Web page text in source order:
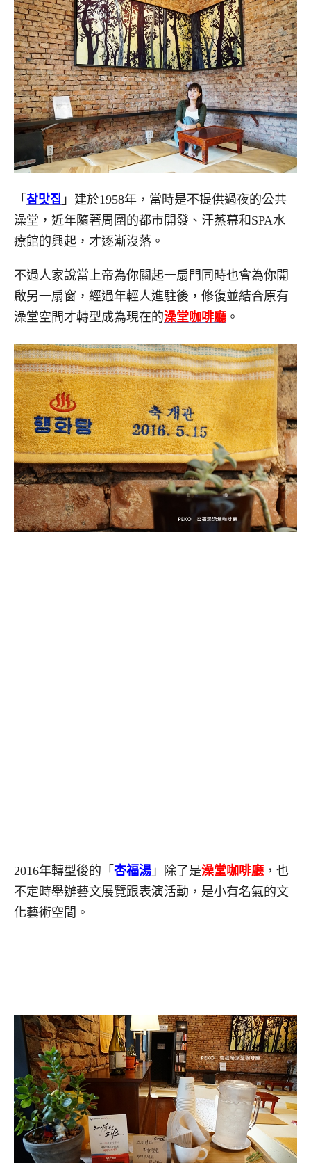
「 참맛집 」建於1958年，當時是不提供過夜的公共
澡堂，近年隨著周圍的都市開發、汗蒸幕和SPA水
療館的興起，才逐漸沒落。
不過人家說當上帝為你關起一扇門同時也會為你開
啟另一扇窗，經過年輕人進駐後，修復並結合原有
澡堂空間才轉型成為現在的澡堂咖啡廳 。
2016年轉型後的「 杏福湯 」除了是澡堂咖啡廳 ，也
不定時舉辦藝文展覽跟表演活動，是小有名氣的文
化藝術空間。